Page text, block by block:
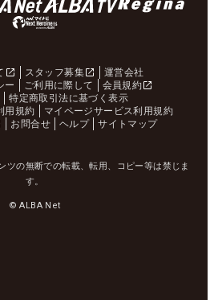
スタッフ募集
運営会社
ー
ご利用に際して
会員規約
特定商取引法に基づく表示
用規約
マイページサービス利用規約
お問合せ ヘルプ サイトマップ
ツの無断での転載、転用、コピー等は禁じま
す。
© ALBA Net